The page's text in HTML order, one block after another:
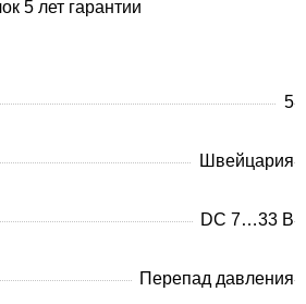
5
Швейцария
DC 7…33 В
Перепад давления